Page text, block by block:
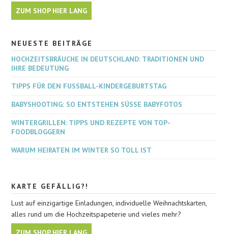
ZUM SHOP HIER LANG
NEUESTE BEITRÄGE
HOCHZEITSBRÄUCHE IN DEUTSCHLAND: TRADITIONEN UND
IHRE BEDEUTUNG
TIPPS FÜR DEN FUSSBALL-KINDERGEBURTSTAG
BABYSHOOTING: SO ENTSTEHEN SÜSSE BABYFOTOS
WINTERGRILLEN: TIPPS UND REZEPTE VON TOP-
FOODBLOGGERN
WARUM HEIRATEN IM WINTER SO TOLL IST
KARTE GEFÄLLIG?!
Lust auf einzigartige Einladungen, individuelle Weihnachtskarten,
alles rund um die Hochzeitspapeterie und vieles mehr?